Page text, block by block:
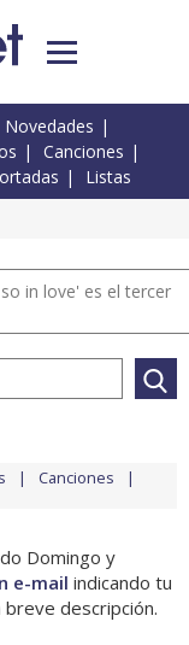
Novedades
Canciones
Listas
in love' es el tercer
Canciones
Domingo y
e-mail indicando tu
breve descripción.